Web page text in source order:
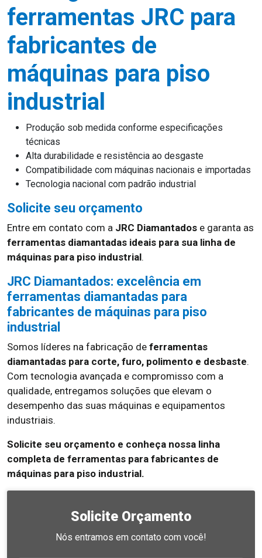
ferramentas JRC para
fabricantes de
máquinas para piso
industrial
Produção sob medida conforme especificações
técnicas
Alta durabilidade e resistência ao desgaste
Compatibilidade com máquinas nacionais e importadas
Tecnologia nacional com padrão industrial
Solicite seu orçamento
Entre em contato com a JRC Diamantados e garanta as
ferramentas diamantadas ideais para sua linha de
máquinas para piso industrial.
JRC Diamantados: excelência em
ferramentas diamantadas para
fabricantes de máquinas para piso
industrial
Somos líderes na fabricação de ferramentas
diamantadas para corte, furo, polimento e desbaste.
Com tecnologia avançada e compromisso com a
qualidade, entregamos soluções que elevam o
desempenho das suas máquinas e equipamentos
industriais.
Solicite seu orçamento e conheça nossa linha
completa de ferramentas para fabricantes de
máquinas para piso industrial.
Solicite Orçamento
Nós entramos em contato com você!